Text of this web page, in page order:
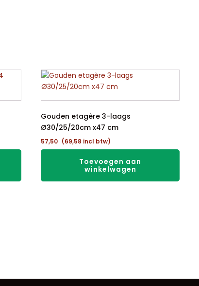
Gouden etagère 3-laags
Ø30/25/20cm x47 cm
57,50 (69,58 incl btw)
Toevoegen aan
winkelwagen